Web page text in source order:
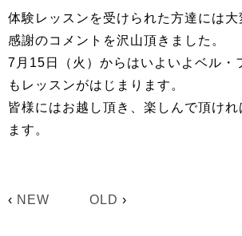
体験レッスンを受けられた方達には大
感謝のコメントを沢山頂きました。
7月15日（火）からはいよいよベル・
もレッスンがはじまります。
皆様にはお越し頂き、楽しんで頂け
ます。
‹ NEW OLD ›